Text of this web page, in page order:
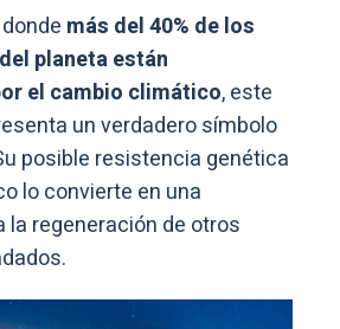
más del 40% de los
planeta están
el cambio climático, este
un verdadero símbolo
posible resistencia genética
lo convierte en una
la regeneración de otros